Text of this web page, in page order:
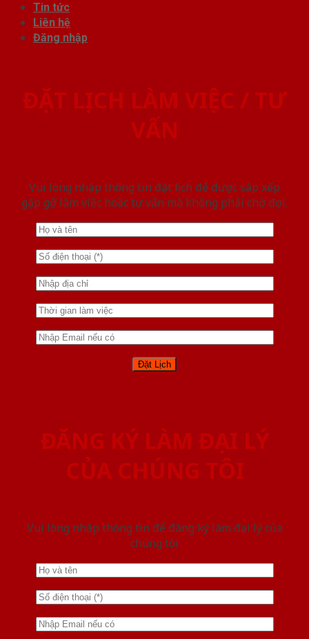
Tin tức
Liên hệ
Đăng nhập
ĐẶT LỊCH LÀM VIỆC / TƯ
VẤN
Vui lòng nhập thông tin đặt lịch để được sắp xếp
gặp gỡ làm việc hoăc tư vấn mà không phải chờ đợi.
ĐĂNG KÝ LÀM ĐẠI LÝ
CỦA CHÚNG TÔI
Vui lòng nhập thông tin để đăng ký làm đại lý của
chúng tôi